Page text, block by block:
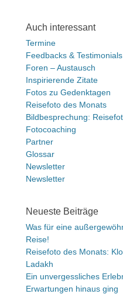
Auch interessant
Termine
Feedbacks & Testimonials
Foren – Austausch
Inspirierende Zitate
Fotos zu Gedenktagen
Reisefoto des Monats
Bildbesprechung:
Fotocoaching
Partner
Glossar
Newsletter
Newsletter
Neueste Beiträge
Was für eine
Reise!
Reisefoto des Monats:
Ladakh
Ein unvergessliches
Erwartungen hinaus ging